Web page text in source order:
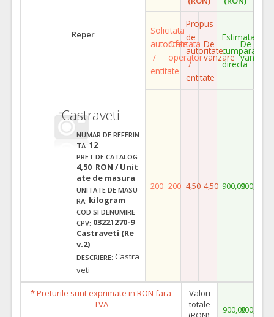
Reper
Solicitata
autoritate
/
entitate
Ofertata
operator
Propus
de
autoritate
/
entitate
De
vanzare
Estimata
cumparare
directa
De
vanzare
Castraveti
NUMAR DE REFERIN
TA: 12
PRET DE CATALOG:
4,50 RON / Unit
ate de masura
UNITATE DE MASU
RA: kilogram
COD SI DENUMIRE
CPV: 03221270-9
Castraveti (Re
v.2)
DESCRIERE: Castra
veti
200 200 4,50 4,50 900,00900,00
* Preturile sunt exprimate in RON fara
TVA
Valori
totale
900,00900,00